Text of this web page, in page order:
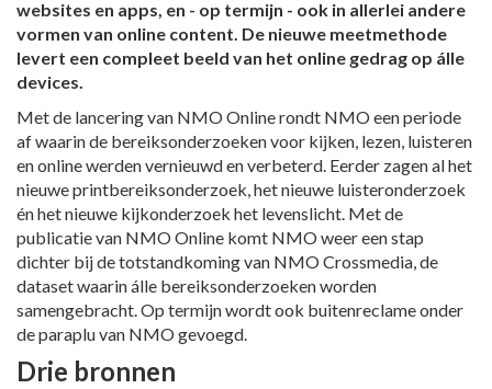
websites en apps, en - op termijn - ook in allerlei andere
vormen van online content. De nieuwe meetmethode
levert een compleet beeld van het online gedrag op álle
devices.
Met de lancering van NMO Online rondt NMO een periode
af waarin de bereiksonderzoeken voor kijken, lezen, luisteren
en online werden vernieuwd en verbeterd. Eerder zagen al het
nieuwe printbereiksonderzoek, het nieuwe luisteronderzoek
én het nieuwe kijkonderzoek het levenslicht. Met de
publicatie van NMO Online komt NMO weer een stap
dichter bij de totstandkoming van NMO Crossmedia, de
dataset waarin álle bereiksonderzoeken worden
samengebracht. Op termijn wordt ook buitenreclame onder
de paraplu van NMO gevoegd.
Drie bronnen